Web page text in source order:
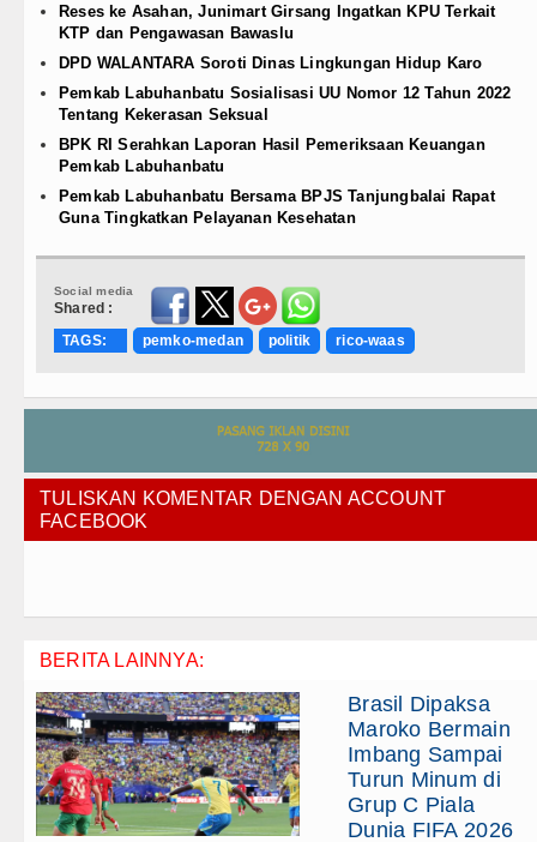
Reses ke Asahan, Junimart Girsang Ingatkan KPU Terkait
KTP dan Pengawasan Bawaslu
DPD WALANTARA Soroti Dinas Lingkungan Hidup Karo
Pemkab Labuhanbatu Sosialisasi UU Nomor 12 Tahun 2022
Tentang Kekerasan Seksual
BPK RI Serahkan Laporan Hasil Pemeriksaan Keuangan
Pemkab Labuhanbatu
Pemkab Labuhanbatu Bersama BPJS Tanjungbalai Rapat
Guna Tingkatkan Pelayanan Kesehatan
Social media
Shared :
TAGS:
pemko-medan politik rico-waas
TULISKAN KOMENTAR DENGAN ACCOUNT
FACEBOOK
BERITA LAINNYA:
Brasil Dipaksa
Maroko Bermain
Imbang Sampai
Turun Minum di
Grup C Piala
Dunia FIFA 2026